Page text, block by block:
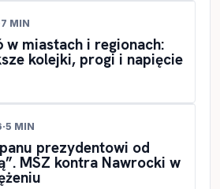
7 MIN
w miastach i regionach:
kolejki, progi i napięcie
·5 MIN
prezydentowi od
MSZ kontra Nawrocki w